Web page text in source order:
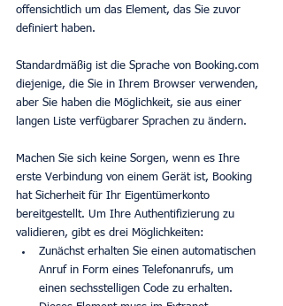
offensichtlich um das Element, das Sie zuvor
definiert haben.
Standardmäßig ist die Sprache von Booking.com
diejenige, die Sie in Ihrem Browser verwenden,
aber Sie haben die Möglichkeit, sie aus einer
langen Liste verfügbarer Sprachen zu ändern.
Machen Sie sich keine Sorgen, wenn es Ihre
erste Verbindung von einem Gerät ist, Booking
hat Sicherheit für Ihr Eigentümerkonto
bereitgestellt. Um Ihre Authentifizierung zu
validieren, gibt es drei Möglichkeiten:
Zunächst erhalten Sie einen automatischen
Anruf in Form eines Telefonanrufs, um
einen sechsstelligen Code zu erhalten.